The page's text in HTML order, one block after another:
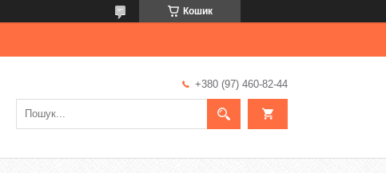
Кошик
+380 (97) 460-82-44